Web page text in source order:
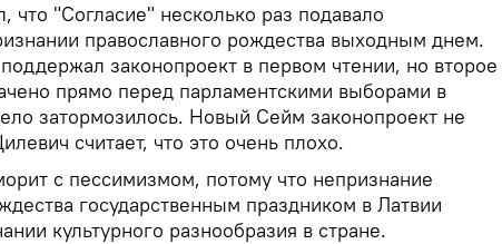
что "Согласие" несколько раз подавало
православного рождества выходным днем.
законопроект в первом чтении, но второе
прямо перед парламентскими выборами в
затормозилось. Новый Сейм законопроект не
считает, что это очень плохо.
с пессимизмом, потому что непризнание
государственным праздником в Латвии
культурного разнообразия в стране.